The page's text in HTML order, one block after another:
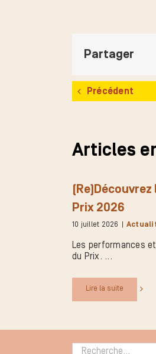
Partager
Précédent
Articles
Prix 2026
10 juillet 2026
Les performances
du Prix.
Lire la suite
Rechercher :